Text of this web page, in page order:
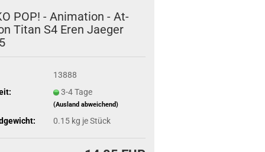
POP! - Ani­ma­ti­on - At­
Titan S4 Eren Ja­e­ger
13888
3-4 Tage
(Ausland abweichend)
0.15kg je Stück